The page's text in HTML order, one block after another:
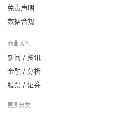
免责声明
数据合规
商业 API
新闻 / 资讯
金融 / 分析
股票 / 证券
更多分类